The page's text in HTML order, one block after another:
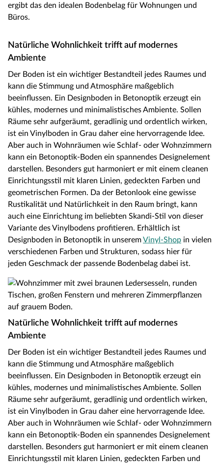
ergibt das den idealen Bodenbelag für Wohnungen und
Büros.
Natürliche Wohnlichkeit trifft auf modernes
Ambiente
Der Boden ist ein wichtiger Bestandteil jedes Raumes und
kann die Stimmung und Atmosphäre maßgeblich
beeinflussen. Ein Designboden in Betonoptik erzeugt ein
kühles, modernes und minimalistisches Ambiente. Sollen
Räume sehr aufgeräumt, geradlinig und ordentlich wirken,
ist ein Vinylboden in Grau daher eine hervorragende Idee.
Aber auch in Wohnräumen wie Schlaf- oder Wohnzimmern
kann ein Betonoptik-Boden ein spannendes Designelement
darstellen. Besonders gut harmoniert er mit einem cleanen
Einrichtungsstil mit klaren Linien, gedeckten Farben und
geometrischen Formen. Da der Betonlook eine gewisse
Rustikalität und Natürlichkeit in den Raum bringt, kann
auch eine Einrichtung im beliebten Skandi-Stil von dieser
Variante des Vinylbodens profitieren. Erhältlich ist
Designboden in Betonoptik in unseremVinyl-Shop in vielen
verschiedenen Farben und Strukturen, sodass hier für
jeden Geschmack der passende Bodenbelag dabei ist.
Natürliche Wohnlichkeit trifft auf modernes
Ambiente
Der Boden ist ein wichtiger Bestandteil jedes Raumes und
kann die Stimmung und Atmosphäre maßgeblich
beeinflussen. Ein Designboden in Betonoptik erzeugt ein
kühles, modernes und minimalistisches Ambiente. Sollen
Räume sehr aufgeräumt, geradlinig und ordentlich wirken,
ist ein Vinylboden in Grau daher eine hervorragende Idee.
Aber auch in Wohnräumen wie Schlaf- oder Wohnzimmern
kann ein Betonoptik-Boden ein spannendes Designelement
darstellen. Besonders gut harmoniert er mit einem cleanen
Einrichtungsstil mit klaren Linien, gedeckten Farben und